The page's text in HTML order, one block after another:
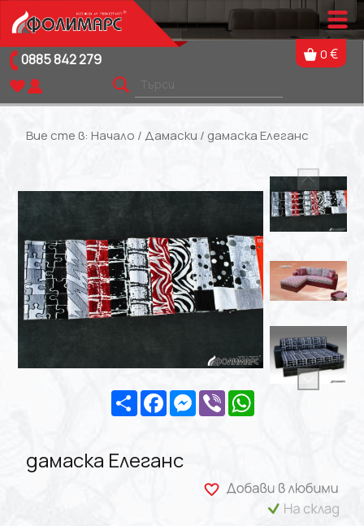
0885 842 279 0€
Вие сте в: Начало /Дамаски / дамаска Елеганс
ShareFacebook
Messenger
ViberWhatsApp
дамаска Елеганс